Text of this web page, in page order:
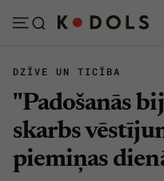
Abonēt
Ziņas
DZĪVE UN TICĪBA
"Padošanās
skarbs
piemiņas